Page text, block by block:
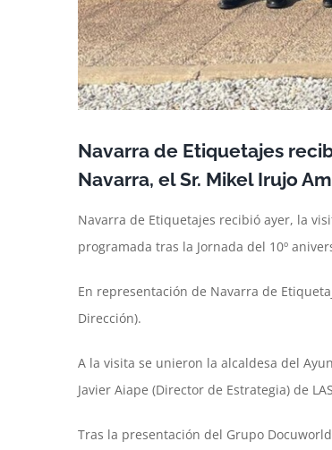
Navarra de Etiquetajes
Navarra, el Sr. Mikel Irujo
Navarra de Etiquetajes recibió ayer, la
programada tras la Jornada del 10º
En representación de Navarra de
Dirección).
A la visita se unieron la alcaldesa del
Javier Aiape (Director de Estrategia) de
Tras la presentación del Grupo